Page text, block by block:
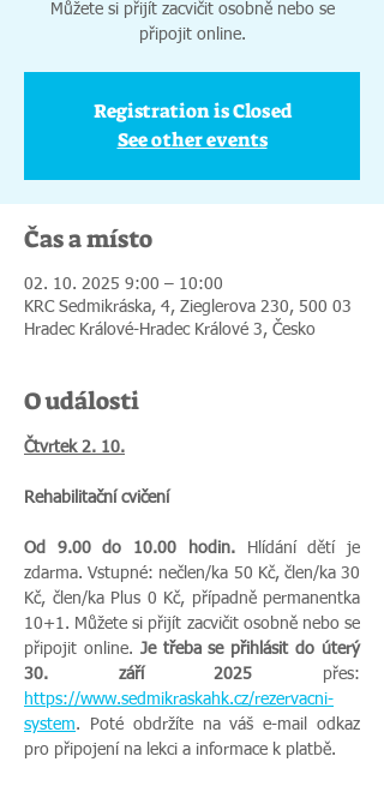
Můžete si přijít zacvičit osobně nebo se
připojit online.
Registration is Closed
See other events
Čas a místo
02. 10. 2025 9:00 – 10:00
KRC Sedmikráska, 4, Zieglerova 230, 500 03
Hradec Králové-Hradec Králové 3, Česko
O události
Čtvrtek 2. 10.
Rehabilitační cvičení
Od 9.00 do 10.00 hodin. Hlídání dětí je
zdarma. Vstupné: nečlen/ka 50 Kč, člen/ka 30
Kč, člen/ka Plus 0 Kč, případně permanentka
10+1. Můžete si přijít zacvičit osobně nebo se
připojit online. Je třeba se přihlásit do úterý
30. září 2025
https://www.sedmikraskahk.cz/rezervacni-
system. Poté obdržíte na váš e-mail odkaz
pro připojení na lekci a informace k platbě.